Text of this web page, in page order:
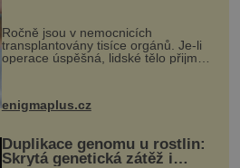
Ročně jsou v nemocnicích
transplantovány tisíce orgánů. Je-li
operace úspěšná, lidské tělo přijme
enigmaplus.cz
Duplikace genomu u rostlin:
Skrytá genetická zátěž i